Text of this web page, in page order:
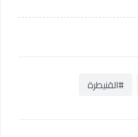
#القنيطرة